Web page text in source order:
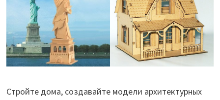
Стройте дома, создавайте модели архитектурных